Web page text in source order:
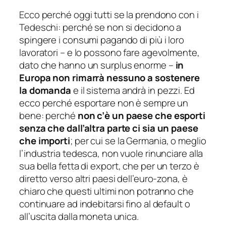
Ecco perché oggi tutti se la prendono con i
Tedeschi: perché se non si decidono a
spingere i consumi pagando di più i loro
lavoratori – e lo possono fare agevolmente,
dato che hanno un surplus enorme – in
Europa non rimarrà nessuno a sostenere
la domandae il sistema andrà in pezzi. Ed
ecco perché esportare non è sempre un
bene: perché non c’è un paese cheesporti
senza che dall’altra parte ci sia un paese
cheimporti; per cui se la Germania, o meglio
l’industria tedesca, non vuole rinunciare alla
sua bella fetta diexport, che per un terzo è
diretto verso altri paesi dell’euro-zona, è
chiaro che questi ultimi non potranno che
continuare ad indebitarsi fino al default o
all’uscita dalla moneta unica.